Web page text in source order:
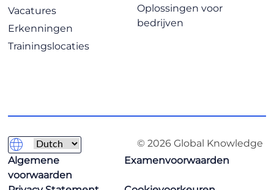
Vacatures
Erkenningen
Trainingslocaties
Oplossingen voor
bedrijven
© 2026 Global Knowledge
Algemene
voorwaarden
Examenvoorwaarden